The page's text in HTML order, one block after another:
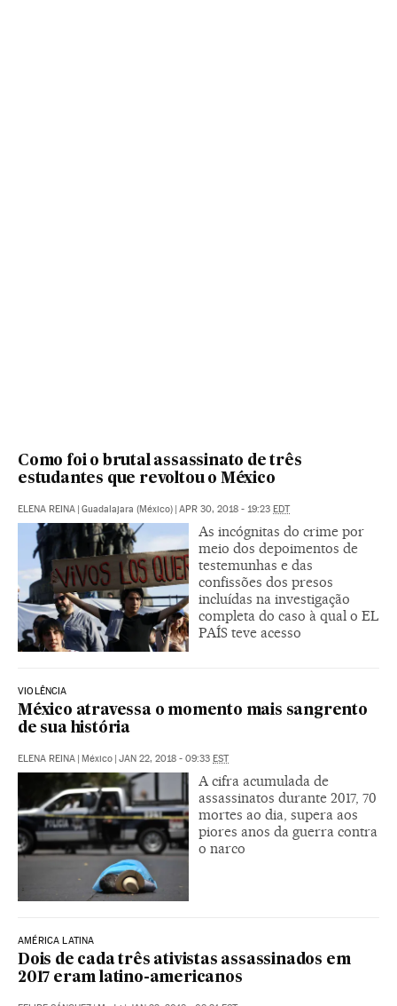
Como foi o brutal assassinato de três
estudantes que revoltou o México
ELENA REINA | Guadalajara (México) | APR 30, 2018 - 19:23 EDT
As incógnitas do crime por
meio dos depoimentos de
testemunhas e das
confissões dos presos
incluídas na investigação
completa do caso à qual o EL
PAÍS teve acesso
VIOLÊNCIA
México atravessa o momento mais sangrento
de sua história
ELENA REINA | México | JAN 22, 2018 - 09:33 EST
A cifra acumulada de
assassinatos durante 2017, 70
mortes ao dia, supera aos
piores anos da guerra contra
o narco
AMÉRICA LATINA
Dois de cada três ativistas assassinados em
2017 eram latino-americanos